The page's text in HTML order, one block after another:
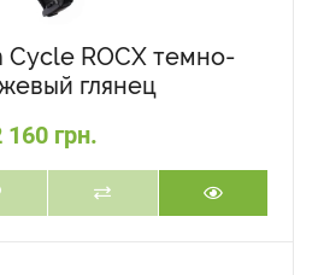
ROCX темно-
глянец
160 грн.